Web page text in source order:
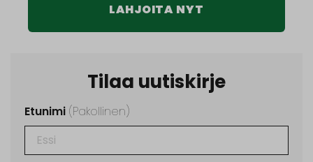
LAHJOITA NYT
Tilaa uutiskirje
Etunimi (Pakollinen)